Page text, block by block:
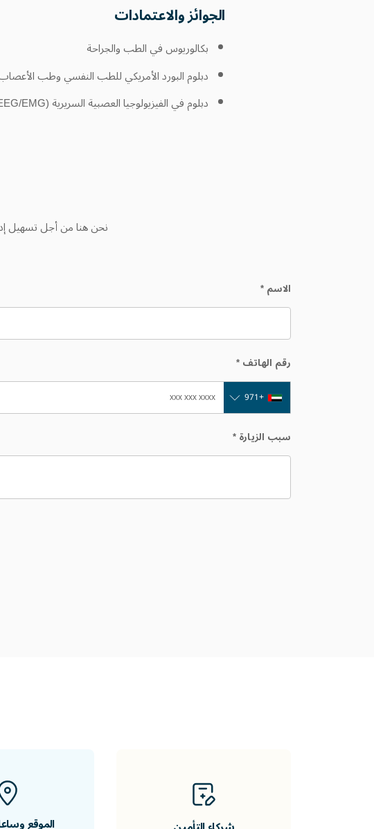
الجوائز والاعتمادات
بكالوريوس في الطب والجراحة
دبلوم البورد الأمريكي للطب النفسي وطب
دبلوم في الفيزيولوجيا العصبية السريرية (EEG/EMG)
نحن هنا من أجل تسهيل
الاسم*
رقم الهاتف*
+971
سبب الزيارة*
الموقع